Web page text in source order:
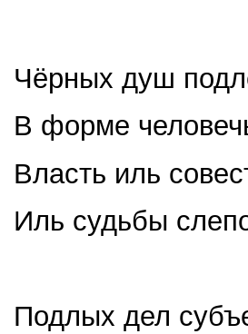
Чёрных душ
В форме
Власть иль
Иль судьбы
Подлых дел